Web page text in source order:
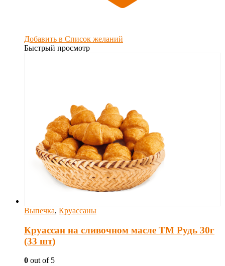
Добавить в Список желаний
Быстрый просмотр
Выпечка, Круассаны
Круассан на сливочном масле ТМ Рудь 30г
(33 шт)
0 out of 5